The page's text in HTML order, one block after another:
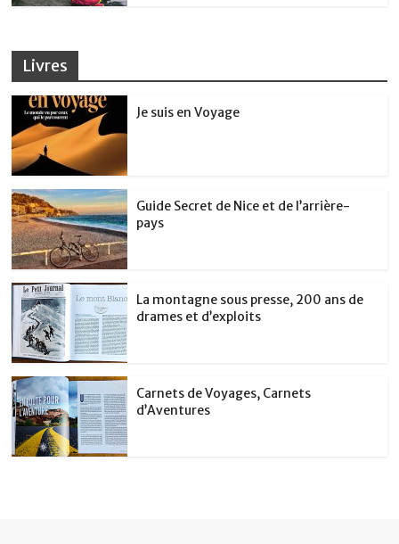
Livres
Je suis en Voyage
Guide Secret de Nice et de l’arrière-
pays
La montagne sous presse, 200 ans de
drames et d’exploits
Carnets de Voyages, Carnets
d’Aventures